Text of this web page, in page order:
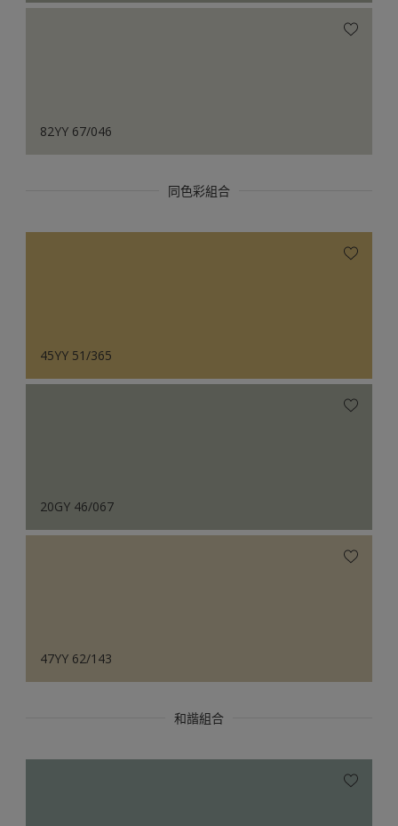
82YY 67/046
同色彩組合
45YY 51/365
20GY 46/067
47YY 62/143
和諧組合